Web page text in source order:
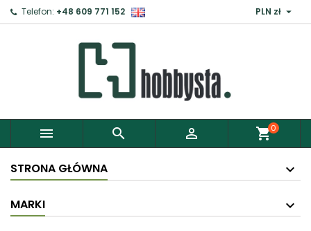
Telefon: +48 609 771 152 PLN zł 
   shopping_cart0
STRONA GŁÓWNA
MARKI
Zaloguj ×
Aby zapisać produkty do Schowka, musisz się
Anuluj Zaloguj